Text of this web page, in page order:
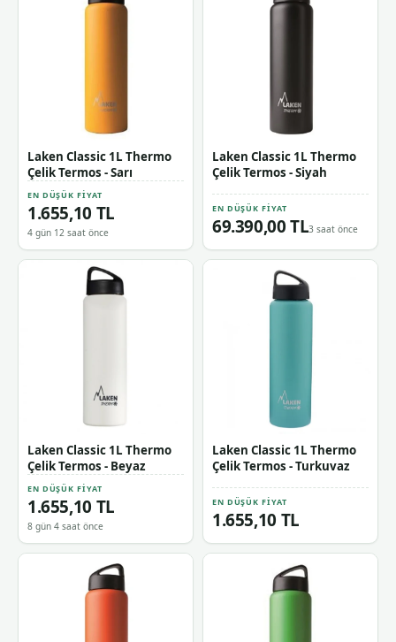
Laken Classic 1L Thermo
Çelik Termos - Sarı
EN DÜŞÜK FIYAT
1.655,10 TL
4 gün 12 saat önce
Laken Classic 1L Thermo
Çelik Termos - Siyah
EN DÜŞÜK FIYAT
69.390,00 TL3 saat önce
Laken Classic 1L Thermo
Çelik Termos - Beyaz
EN DÜŞÜK FIYAT
1.655,10 TL
8 gün 4 saat önce
Laken Classic 1L Thermo
Çelik Termos - Turkuvaz
EN DÜŞÜK FIYAT
1.655,10 TL